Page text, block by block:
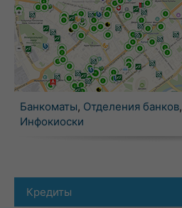
Банкоматы, Отделения банков,
Инфокиоски
Кредиты